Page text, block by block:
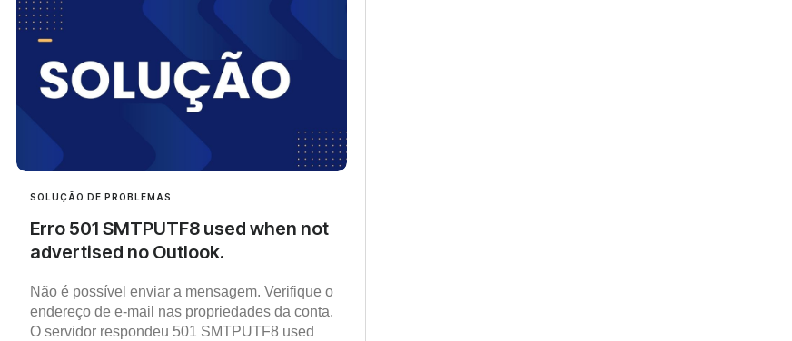
SOLUÇÃO DE PROBLEMAS
Erro 501 SMTPUTF8 used when not
advertised no Outlook.
Não é possível enviar a mensagem. Verifique o
endereço de e-mail nas propriedades da conta.
O servidor respondeu 501 SMTPUTF8 used